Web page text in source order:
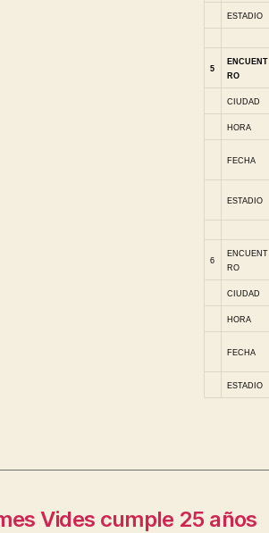
ESTADIO
5
ENCUENT
RO
CIUDAD
HORA
FECHA
ESTADIO
6
ENCUENT
RO
CIUDAD
HORA
FECHA
ESTADIO
Vides cumple 25 años